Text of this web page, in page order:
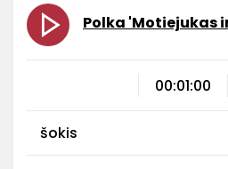
Polka 'Motiejukas
00:01:00
šokis